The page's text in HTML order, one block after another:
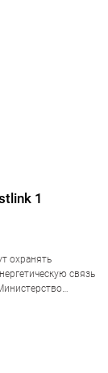
1
охранять
связь